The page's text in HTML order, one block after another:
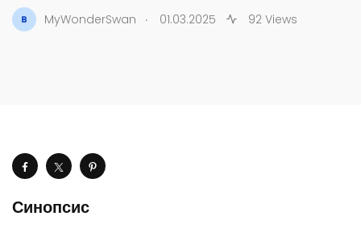
MyWonderSwan . 01.03.2025 92 Views
Синопсис